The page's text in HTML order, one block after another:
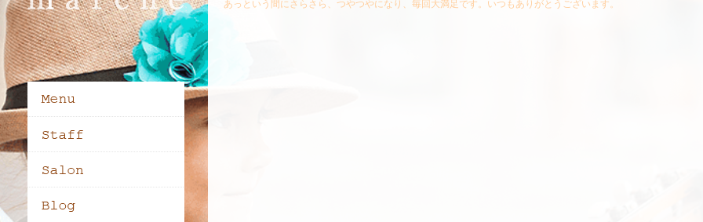
あっという間にさらさら、つやつやになり、毎回大満足です。いつもありがとうございます。